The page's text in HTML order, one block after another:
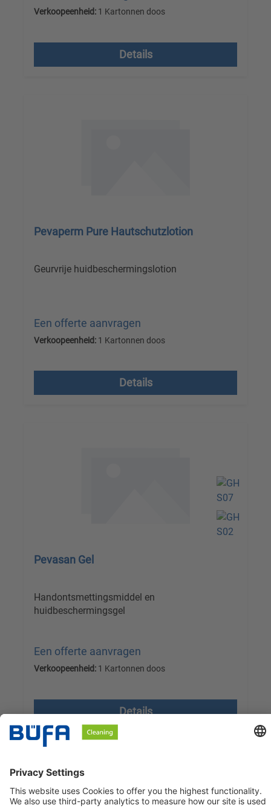
Verkoopeenheid: 1 Kartonnen doos
Details
Pevaperm Pure Hautschutzlotion
Geurvrije huidbeschermingslotion
Een offerte aanvragen
Verkoopeenheid: 1 Kartonnen doos
Details
Pevasan Gel
Handontsmettingsmiddel en
huidbeschermingsgel
Een offerte aanvragen
Verkoopeenheid: 1 Kartonnen doos
Details